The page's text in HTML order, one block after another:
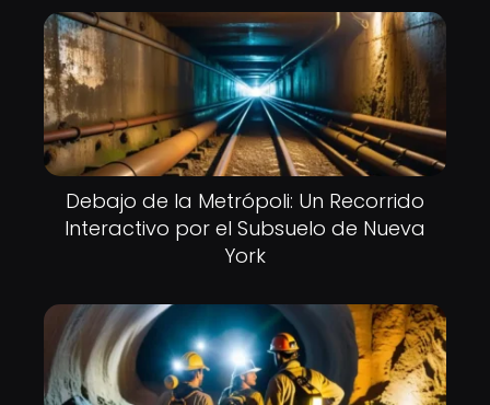
Debajo de la Metrópoli: Un Recorrido
Interactivo por el Subsuelo de Nueva
York